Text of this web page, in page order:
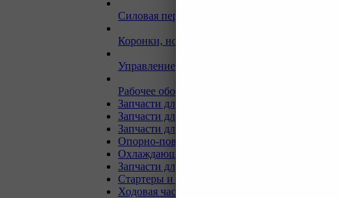
Силовая передача
Коронки, ножи, бокорезы для спецтехники
Управление и кабина оператора
Рабочее оборудование
Запчасти для техники SEM
Запчасти для техники XCMG
Запчасти для техники SANY
Опорно-поворотные круги
Охлаждающая система
Запчасти для буровых станков KAISHAN
Стартеры и генераторы разное
Ходовая часть для Liebherr